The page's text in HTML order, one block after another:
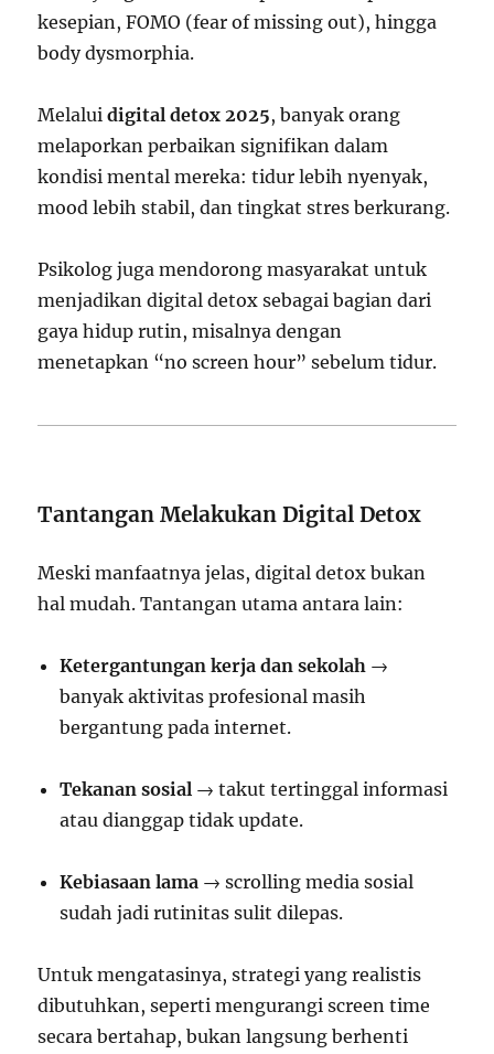
kesepian, FOMO (fear of missing out), hingga
body dysmorphia.
Melaluidigital detox 2025, banyak orang
melaporkan perbaikan signifikan dalam
kondisi mental mereka: tidur lebih nyenyak,
mood lebih stabil, dan tingkat stres berkurang.
Psikolog juga mendorong masyarakat untuk
menjadikan digital detox sebagai bagian dari
gaya hidup rutin, misalnya dengan
menetapkan “no screen hour” sebelum tidur.
Tantangan Melakukan Digital Detox
Meski manfaatnya jelas, digital detox bukan
hal mudah. Tantangan utama antara lain:
Ketergantungan kerja dan sekolah →
banyak aktivitas profesional masih
bergantung pada internet.
Tekanan sosial → takut tertinggal informasi
atau dianggap tidak update.
Kebiasaan lama → scrolling media sosial
sudah jadi rutinitas sulit dilepas.
Untuk mengatasinya, strategi yang realistis
dibutuhkan, seperti mengurangi screen time
secara bertahap, bukan langsung berhenti